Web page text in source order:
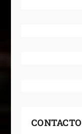
CONTACTO